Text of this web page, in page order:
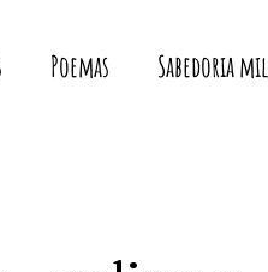
Poemas Sabedoria